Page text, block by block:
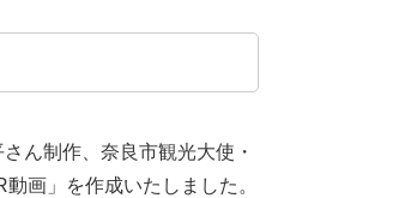
ん制作、奈良市観光大使・
画」を作成いたしました。